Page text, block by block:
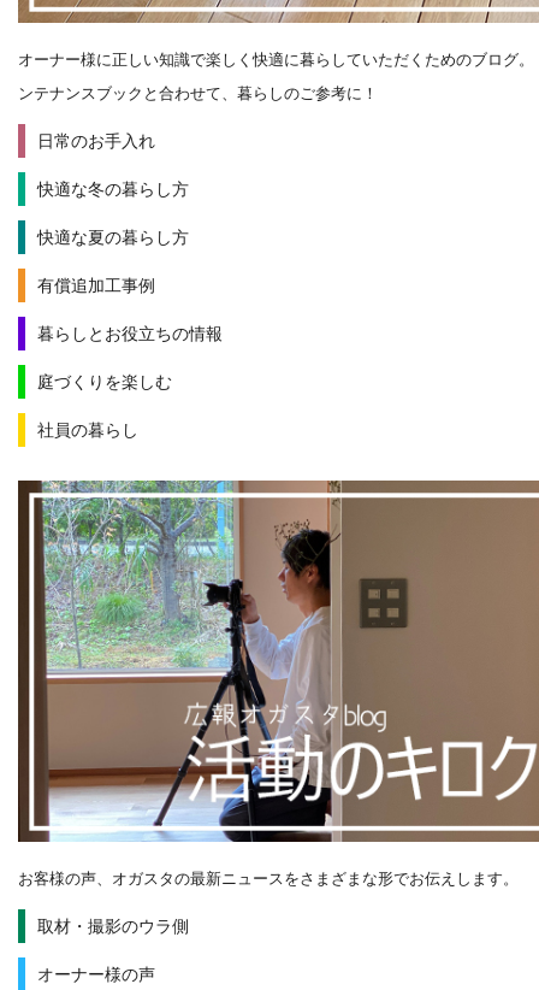
オーナー様に正しい知識で楽しく快適に暮らしていただくためのブログ。
ンテナンスブックと合わせて、暮らしのご参考に！
日常のお手入れ
快適な冬の暮らし方
快適な夏の暮らし方
有償追加工事例
暮らしとお役立ちの情報
庭づくりを楽しむ
社員の暮らし
お客様の声、オガスタの最新ニュースをさまざまな形でお伝えします。
取材・撮影のウラ側
オーナー様の声